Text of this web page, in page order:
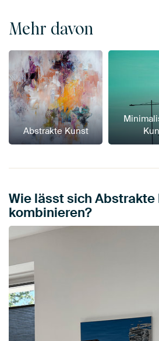
Mehr davon
Abstrakte Kunst
Wie lässt sich
kombinieren?